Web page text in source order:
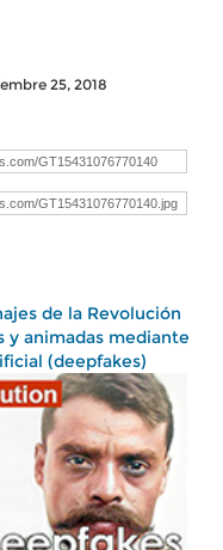
25, 2018
de la Revolución
y animadas mediante
(deepfakes)